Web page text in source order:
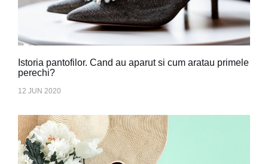
Istoria pantofilor. Cand au aparut si cum aratau primele
perechi?
12 JUN 2020